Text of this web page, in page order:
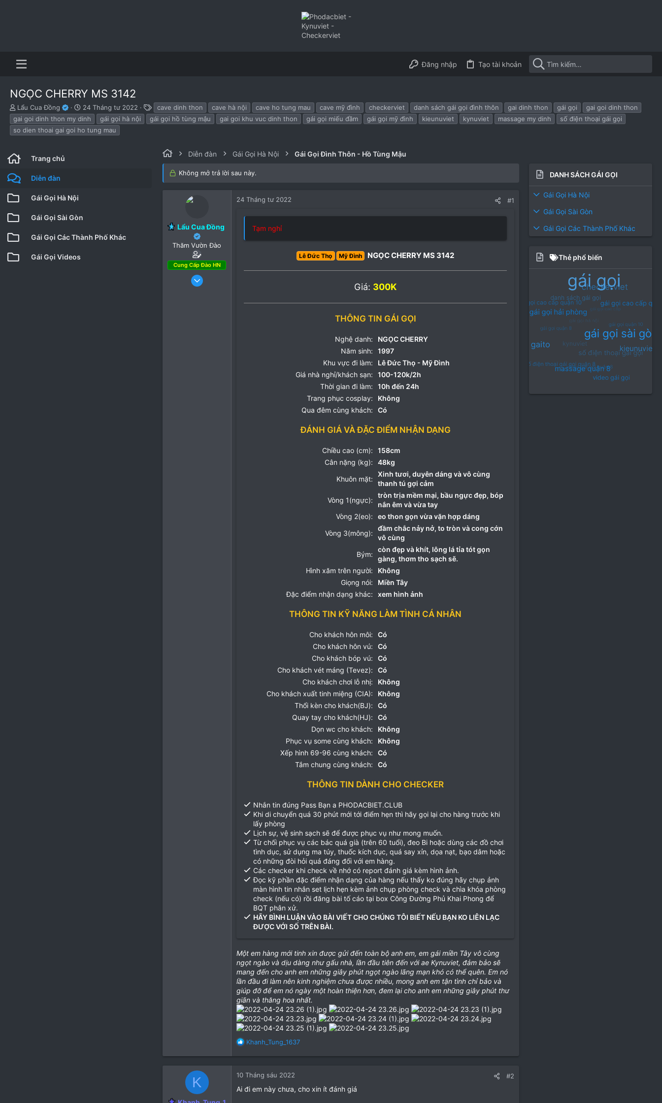
Đăng nhập Tạo tài khoản
NGỌC CHERRY MS 3142
B
ắ
t
đ
Lẩu Cua Đồng
N
g
à
y
24 Tháng tư 2022
h
ẻ
cave dinh thon cave hà nội cave ho tung mau cave mỹ đình checkerviet danh sách gái gọi đình thôn gai dinh thon gái gọi
gai goi dinh thon
gai goi dinh thon my dinh
gái gọi hà nội gái gọi hồ tùng mậu gai goi khu vuc dinh thon gái gọi miếu đầm gái gọi mỹ đình kieunuviet kynuviet massage my dinh
số điện thoại gái gọi
so dien thoai gai goi ho tung mau
Trang chủ
Diễn đàn
Gái Gọi Hà Nội
Gái Gọi Sài Gòn
Gái Gọi Các Thành Phố Khác
Gái Gọi Videos
Diễn đàn Gái Gọi Hà Nội Gái Gọi Đình Thôn - Hồ Tùng Mậu
Không mở trả lời sau này.
Lẩu Cua Đồng
Thăm Vườn Đào
Cung Cấp Đào HN
24 Tháng tư 2022 #1
Tạm nghỉ
Lê Đức Thọ Mỹ Đình NGỌC CHERRY MS 3142
Giá: 300K
THÔNG TIN GÁI GỌI
Nghệ danh:
NGỌC CHERRY
Năm sinh:
1997
Khu vực đi làm:
Lê Đức Thọ - Mỹ Đình
Giá nhà nghỉ/khách sạn:
100-120k/2h
Thời gian đi làm:
10h đến 24h
Trang phục cosplay:
Không
Qua đêm cùng khách:
Có
ĐÁNH GIÁ VÀ ĐẶC ĐIỂM NHẬN DẠNG
Chiều cao (cm):
158cm
Cân nặng (kg):
48kg
Khuôn mặt:
Xinh tươi, duyên dáng và vô cùng
thanh tú gợi cảm
Vòng 1(ngực):
tròn trịa mềm mại, bầu ngực đẹp, bóp
nắn êm và vừa tay
Vòng 2(eo):
eo thon gọn vừa vặn hợp dáng
Vòng 3(mông):
đầm chắc nảy nở, to tròn và cong cớn
vô cùng
Bým:
còn đẹp và khít, lông lá tỉa tót gọn
gàng, thơm tho sạch sẽ.
Hình xăm trên người:
Không
Giọng nói:
Miền Tây
Đặc điểm nhận dạng khác:
xem hình ảnh
THÔNG TIN KỸ NĂNG LÀM TÌNH CÁ NHÂN
Cho khách hôn môi:
Có
Cho khách hôn vú:
Có
Cho khách bóp vú:
Có
Cho khách vét máng (Tevez):
Có
Cho khách chơi lỗ nhị:
Không
Cho khách xuất tinh miệng (CIA):
Không
Thổi kèn cho khách(BJ):
Có
Quay tay cho khách(HJ):
Có
Dọn wc cho khách:
Không
Phục vụ some cùng khách:
Không
Xếp hình 69-96 cùng khách:
Có
Tắm chung cùng khách:
Có
THÔNG TIN DÀNH CHO CHECKER
Nhắn tin đúng Pass Bạn a PHODACBIET.CLUB
Khi di chuyển quá 30 phút mới tới điểm hẹn thì hãy gọi lại cho hàng trước khi
lấy phòng
Lịch sự, vệ sinh sạch sẽ để được phục vụ như mong muốn.
Từ chối phục vụ các bác quá già (trên 60 tuổi), đeo Bi hoặc dùng các đồ chơi
tình dục, sử dụng ma túy, thuốc kích dục, quá say xỉn, dọa nạt, bạo dâm hoặc
có những đòi hỏi quá đáng đối với em hàng.
Các checker khi check về nhớ có report đánh giá kèm hình ảnh.
Đọc kỹ phần đặc điểm nhận dạng của hàng nếu thấy ko đúng hãy chụp ảnh
màn hình tin nhắn set lịch hẹn kèm ảnh chụp phòng check và chìa khóa phòng
check (nếu có) rồi đăng bài tố cáo tại box Công Đường Phủ Khai Phong để
BQT phân xử.
HÃY BÌNH LUẬN VÀO BÀI VIẾT CHO CHÚNG TÔI BIẾT NẾU BẠN KO LIÊN LẠC
ĐƯỢC VỚI SỐ TRÊN BÀI.
Một em hàng mới tinh xin được gửi đến toàn bộ anh em, em gái miền Tây vô cùng
ngọt ngào và dịu dàng như gấu nhà, lần đầu tiên đến với ae Kynuviet, đảm bảo sẽ
mang đến cho anh em những giây phút ngọt ngào lãng mạn khó có thể quên. Em nó
lần đầu đi làm nên kinh nghiệm chưa được nhiều, mong anh em tận tình chỉ bảo và
giúp đỡ để em nó ngày một hoàn thiện hơn, đem lại cho anh em những giây phút thư
giãn và thăng hoa nhất.
R
t
i
Khanh_Tung_1637
K 10 Tháng sáu 2022 #2
Ai đi em này chưa, cho xin ít đánh giá
DANH SÁCH GÁI GỌI
Gái Gọi Hà Nội
Gái Gọi Sài Gòn
Gái Gọi Các Thành Phố Khác
Thẻ phổ biến